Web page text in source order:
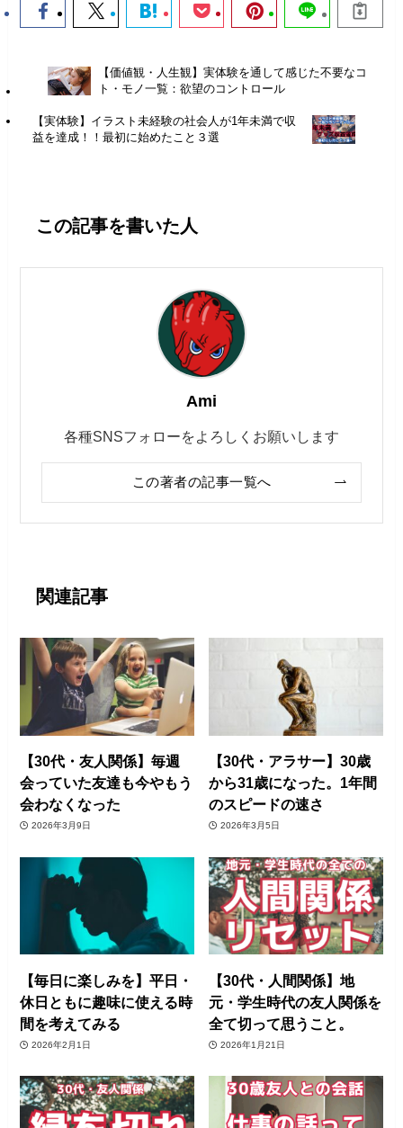
【価値観・人生観】実体験を通して感じた不要なコ
ト・モノ一覧：欲望のコントロール
【実体験】イラスト未経験の社会人が1年未満で収
益を達成！！最初に始めたこと３選
この記事を書いた人
Ami
各種SNSフォローをよろしくお願いします
この著者の記事一覧へ
関連記事
【30代・友人関係】毎週
会っていた友達も今やもう
会わなくなった
2026年3月9日
【30代・アラサー】30歳
から31歳になった。1年間
のスピードの速さ
2026年3月5日
【毎日に楽しみを】平日・
休日ともに趣味に使える時
間を考えてみる
2026年2月1日
【30代・人間関係】地
元・学生時代の友人関係を
全て切って思うこと。
2026年1月21日